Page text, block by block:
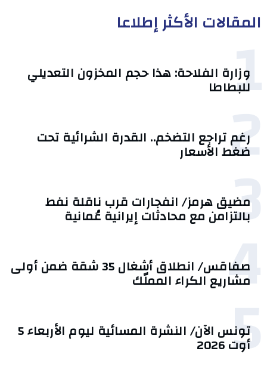
المقالات الأكثر إطلاعا
1
وزارة الفلاحة: هذا حجم المخزون التعديلي
للبطاطا
2
رغم تراجع التضخم.. القدرة الشرائية تحت
ضغط الأسعار
3
مضيق هرمز/ انفجارات قرب ناقلة نفط
بالتزامن مع محادثات إيرانية عُمانية
4 صفاقس/ انطلاق أشغال 35 شقة ضمن أولى
مشاريع الكراء المملّك
5 تونس الآن/ النشرة المسائية ليوم الأربعاء 5
أوت 2026